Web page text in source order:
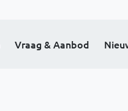
Vraag & Aanbod